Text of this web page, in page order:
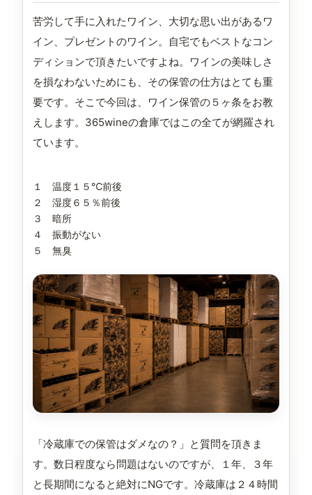
苦労して手に入れたワイン、大切な思い出があるワ
イン、プレゼントのワイン。自宅でもベストなコン
ディションで頂きたいですよね。ワインの美味しさ
を損なわないためにも、その保管の仕方はとても重
要です。そこで今回は、ワイン保管の５ヶ条をお教
えします。365wineの倉庫ではこの全てが網羅され
ています。
１ 温度１５℃前後
２ 湿度６５％前後
３ 暗所
４ 振動がない
５ 無臭
「冷蔵庫での保管はダメなの？」と質問を頂きま
す。数日程度なら問題はないのですが、１年、３年
と長期間になると絶対にNGです。冷蔵庫は２４時間